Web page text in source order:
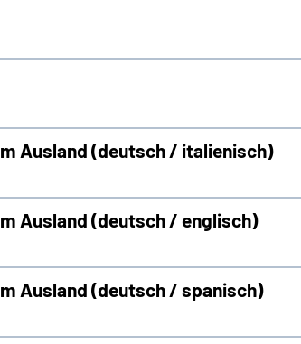
Ausland (deutsch / italienisch)
Ausland (deutsch / englisch)
Ausland (deutsch / spanisch)